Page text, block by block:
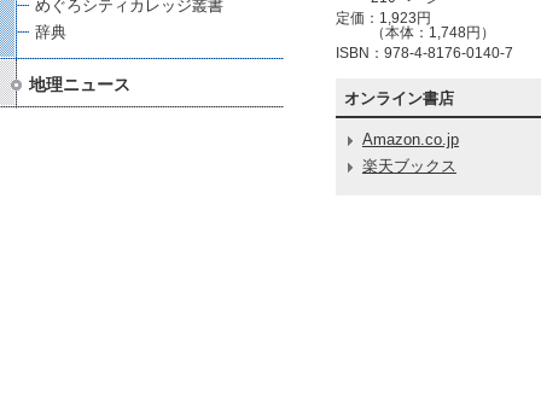
定価：1,923円
（本体：1,748円）
ISBN：978-4-8176-0140-7
オンライン書店
Amazon.co.jp
楽天ブックス
めぐろシティカレッジ叢書
辞典
地理ニュース